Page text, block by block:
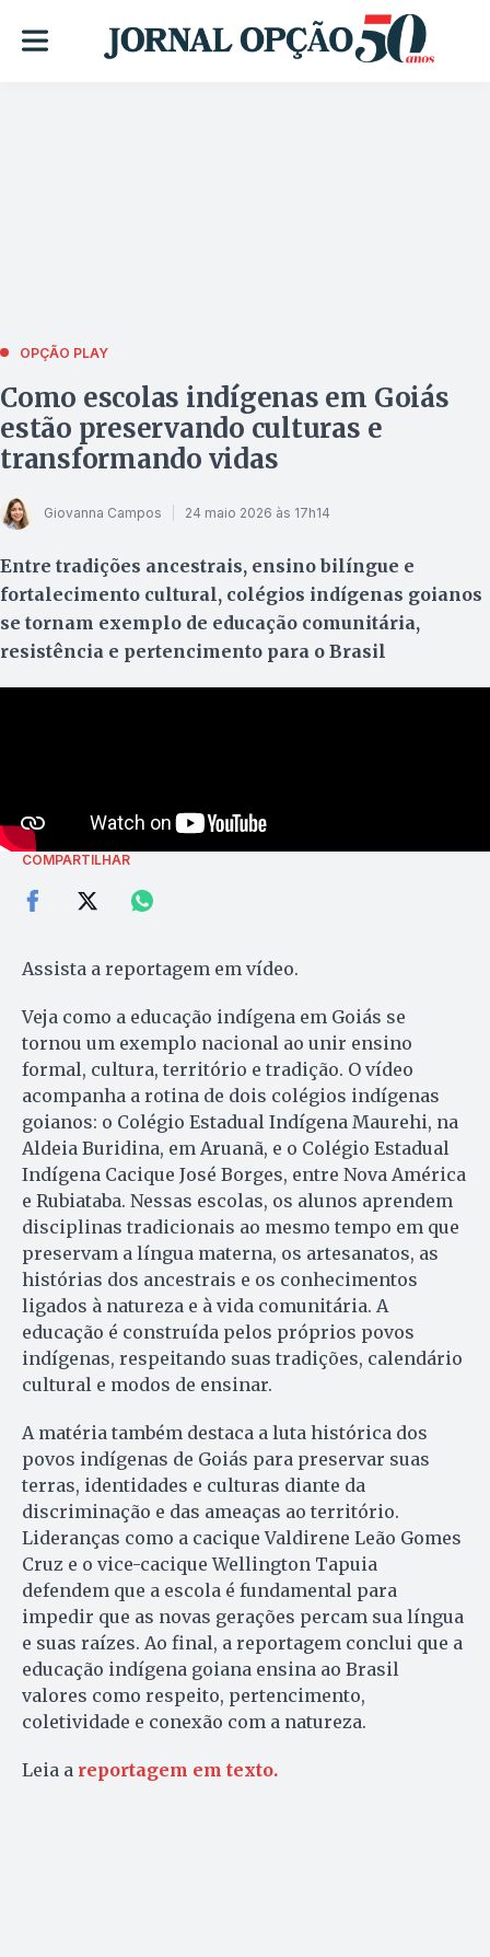
OPÇÃO PLAY
Como escolas indígenas em Goiás
estão preservando culturas e
transformando vidas
Giovanna Campos 24 maio 2026 às 17h14
Entre tradições ancestrais, ensino bilíngue e
fortalecimento cultural, colégios indígenas goianos
se tornam exemplo de educação comunitária,
resistência e pertencimento para o Brasil
COMPARTILHAR
Assista a reportagem em vídeo.
Veja como a educação indígena em Goiás se
tornou um exemplo nacional ao unir ensino
formal, cultura, território e tradição. O vídeo
acompanha a rotina de dois colégios indígenas
goianos: o Colégio Estadual Indígena Maurehi, na
Aldeia Buridina, em Aruanã, e o Colégio Estadual
Indígena Cacique José Borges, entre Nova América
e Rubiataba. Nessas escolas, os alunos aprendem
disciplinas tradicionais ao mesmo tempo em que
preservam a língua materna, os artesanatos, as
histórias dos ancestrais e os conhecimentos
ligados à natureza e à vida comunitária. A
educação é construída pelos próprios povos
indígenas, respeitando suas tradições, calendário
cultural e modos de ensinar.
A matéria também destaca a luta histórica dos
povos indígenas de Goiás para preservar suas
terras, identidades e culturas diante da
discriminação e das ameaças ao território.
Lideranças como a cacique Valdirene Leão Gomes
Cruz e o vice-cacique Wellington Tapuia
defendem que a escola é fundamental para
impedir que as novas gerações percam sua língua
e suas raízes. Ao final, a reportagem conclui que a
educação indígena goiana ensina ao Brasil
valores como respeito, pertencimento,
coletividade e conexão com a natureza.
Leia a reportagem em texto.